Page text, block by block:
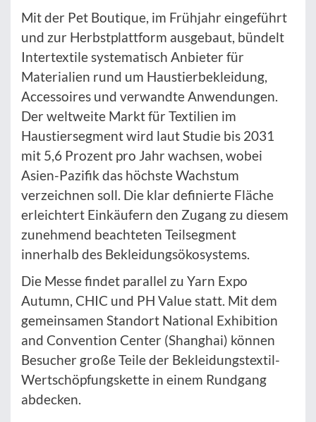
Mit der Pet Boutique, im Frühjahr eingeführt
und zur Herbstplattform ausgebaut, bündelt
Intertextile systematisch Anbieter für
Materialien rund um Haustierbekleidung,
Accessoires und verwandte Anwendungen.
Der weltweite Markt für Textilien im
Haustiersegment wird laut Studie bis 2031
mit 5,6 Prozent pro Jahr wachsen, wobei
Asien-Pazifik das höchste Wachstum
verzeichnen soll. Die klar definierte Fläche
erleichtert Einkäufern den Zugang zu diesem
zunehmend beachteten Teilsegment
innerhalb des Bekleidungsökosystems.
Die Messe findet parallel zu Yarn Expo
Autumn, CHIC und PH Value statt. Mit dem
gemeinsamen Standort National Exhibition
and Convention Center (Shanghai) können
Besucher große Teile der Bekleidungstextil-
Wertschöpfungskette in einem Rundgang
abdecken.